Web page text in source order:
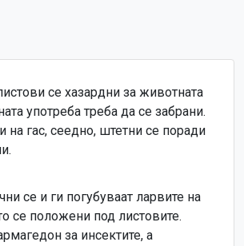
се хазардни за животната
употреба треба да се забрани.
на гас, сеедно, штетни се поради
се и ги погубуваат ларвите на
се положени под листовите.
за инсектите, а